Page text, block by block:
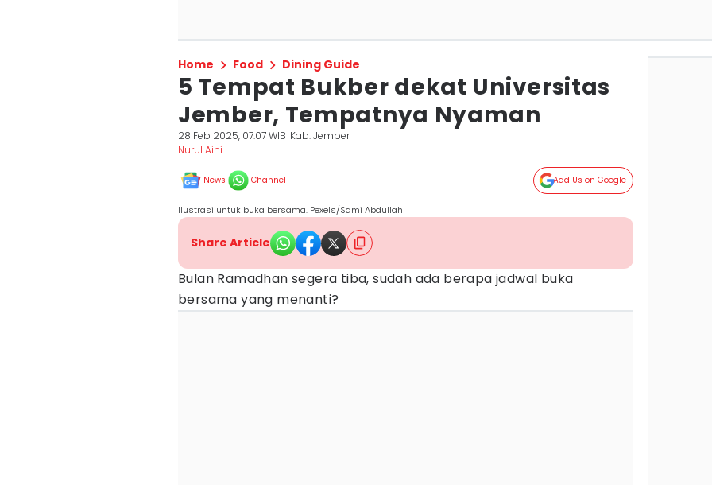
Home Food Dining Guide
5 Tempat Bukber dekat Universitas
Jember, Tempatnya Nyaman
28 Feb 2025, 07:07 WIB Kab. Jember
Nurul Aini
News Channel Add Us on Google
Ilustrasi untuk buka bersama. Pexels/Sami Abdullah
Share Article
Bulan Ramadhan segera tiba, sudah ada berapa jadwal buka
bersama yang menanti?